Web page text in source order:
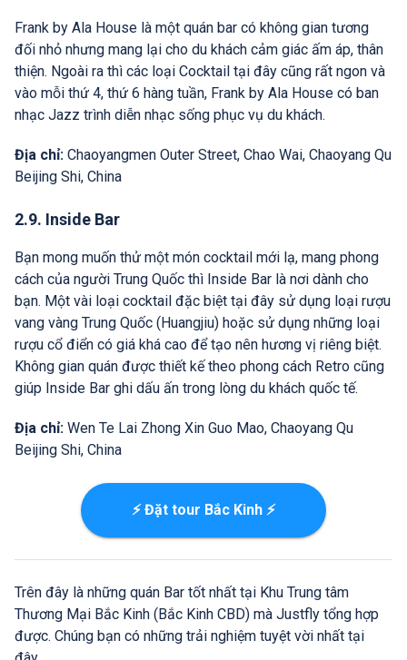
Frank by Ala House là một quán bar có không gian tương
đối nhỏ nhưng mang lại cho du khách cảm giác ấm áp, thân
thiện. Ngoài ra thì các loại Cocktail tại đây cũng rất ngon và
vào mỗi thứ 4, thứ 6 hàng tuần, Frank by Ala House có ban
nhạc Jazz trình diễn nhạc sống phục vụ du khách.
Địa chỉ: Chaoyangmen Outer Street, Chao Wai, Chaoyang Qu
Beijing Shi, China
2.9. Inside Bar
Bạn mong muốn thử một món cocktail mới lạ, mang phong
cách của người Trung Quốc thì Inside Bar là nơi dành cho
bạn. Một vài loại cocktail đặc biệt tại đây sử dụng loại rượu
vang vàng Trung Quốc (Huangjiu) hoặc sử dụng những loại
rượu cổ điển có giá khá cao để tạo nên hương vị riêng biệt.
Không gian quán được thiết kế theo phong cách Retro cũng
giúp Inside Bar ghi dấu ấn trong lòng du khách quốc tế.
Địa chỉ: Wen Te Lai Zhong Xin Guo Mao, Chaoyang Qu
Beijing Shi, China
⚡ Đặt tour Bắc Kinh ⚡
Trên đây là những quán Bar tốt nhất tại Khu Trung tâm
Thương Mại Bắc Kinh (Bắc Kinh CBD) mà Justfly tổng hợp
được. Chúng bạn có những trải nghiệm tuyệt vời nhất tại